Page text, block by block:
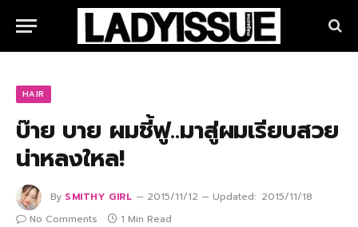
HAIR
บ๊าย บาย ผมชี้ฟู..มาสู่ผมเรียบสวย
น่าหลงใหล!
By SMITHY GIRL 2015/11/12 Updated: 2015/11/18
No Comments
1 Min Read